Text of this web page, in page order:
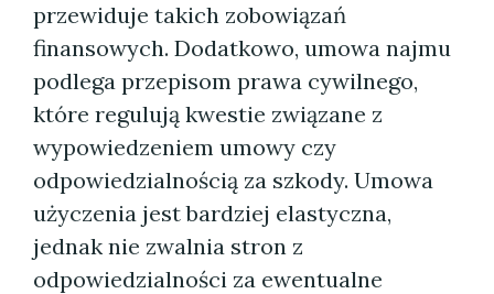
przewiduje takich zobowiązań
finansowych. Dodatkowo, umowa najmu
podlega przepisom prawa cywilnego,
które regulują kwestie związane z
wypowiedzeniem umowy czy
odpowiedzialnością za szkody. Umowa
użyczenia jest bardziej elastyczna,
jednak nie zwalnia stron z
odpowiedzialności za ewentualne